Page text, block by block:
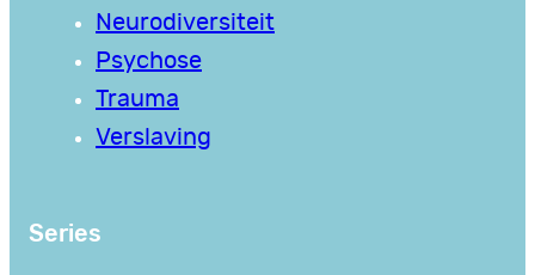
Neurodiversiteit
Psychose
Trauma
Verslaving
Series